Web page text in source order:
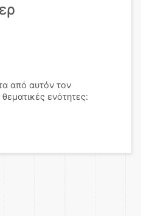
από αυτόν τον
ενότητες: